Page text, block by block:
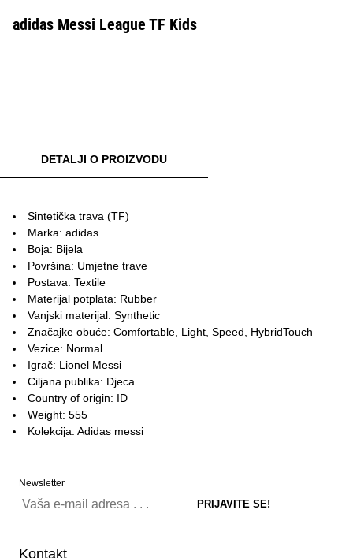
adidas Messi League TF Kids
DETALJI O PROIZVODU
Sintetička trava (TF)
Marka: adidas
Boja: Bijela
Površina: Umjetne trave
Postava: Textile
Materijal potplata: Rubber
Vanjski materijal: Synthetic
Značajke obuće: Comfortable, Light, Speed, HybridTouch
Vezice: Normal
Igrač: Lionel Messi
Ciljana publika: Djeca
Country of origin: ID
Weight: 555
Kolekcija: Adidas messi
Newsletter
Kontakt